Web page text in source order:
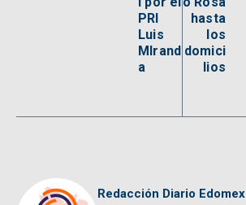
PRI
Luis
MIrand
a
hasta
los
domici
lios
Redacción Diario Edomex